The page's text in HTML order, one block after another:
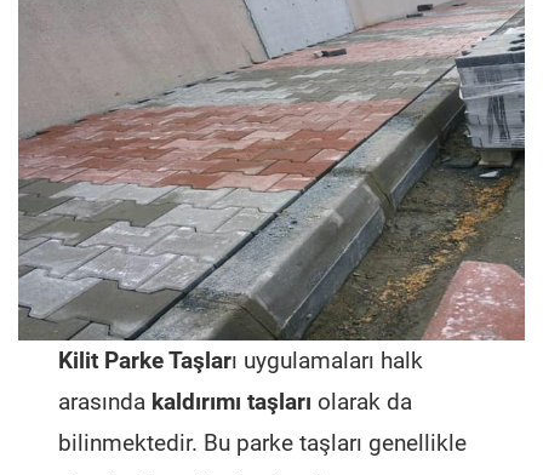
Kilit Parke Taşları uygulamaları halk
arasında kaldırımı taşları olarak da
bilinmektedir. Bu parke taşları genellikle